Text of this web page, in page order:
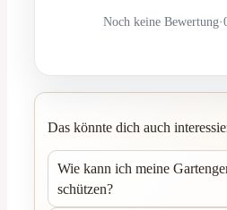
Noch keine Bewertung·
Das könnte dich auch
Wie kann ich meine
schützen?